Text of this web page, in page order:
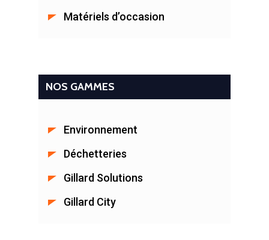
Matériels d’occasion
NOS GAMMES
Environnement
Déchetteries
Gillard Solutions
Gillard City